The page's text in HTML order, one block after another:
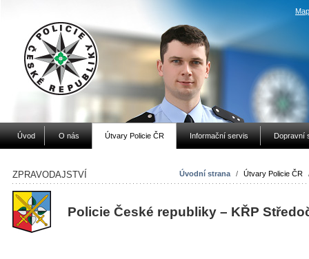
Úvod O nás Útvary Policie ČR Informační servis Dopravní
Úvodní strana / Útvary Policie ČR
ZPRAVODAJSTVÍ
Policie České republiky – KŘP